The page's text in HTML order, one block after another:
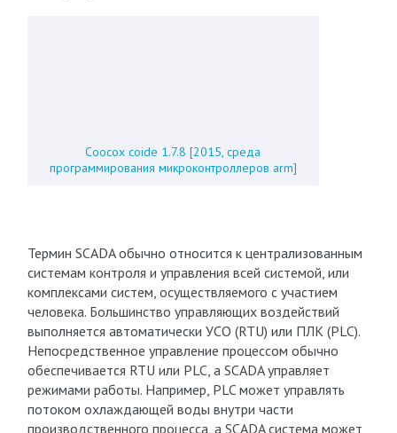
Coocox coide 1.7.8 [2015, среда
программирования микроконтроллеров arm]
Термин SCADA обычно относится к централизованным
системам контроля и управления всей системой, или
комплексами систем, осуществляемого с участием
человека. Большинство управляющих воздействий
выполняется автоматически УСО (RTU) или ПЛК (PLC).
Непосредственное управление процессом обычно
обеспечивается RTU или PLC, а SCADA управляет
режимами работы. Например, PLC может управлять
потоком охлаждающей воды внутри части
производственного процесса, а SCADA система может